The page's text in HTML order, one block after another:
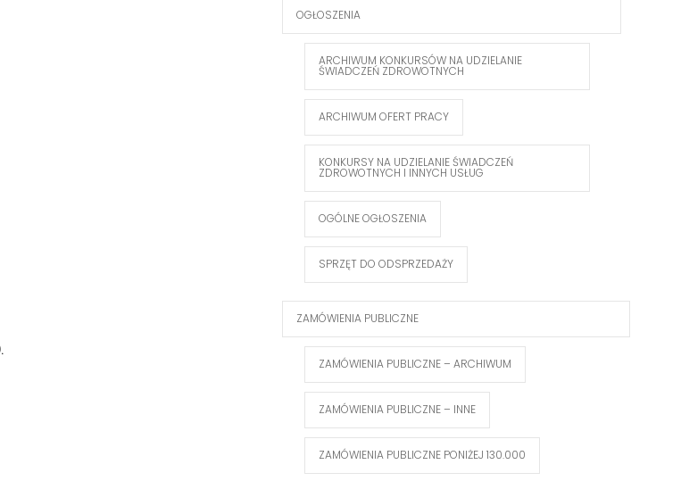
OGŁOSZENIA
ARCHIWUM KONKURSÓW NA UDZIELANIE
ŚWIADCZEŃ ZDROWOTNYCH
ARCHIWUM OFERT PRACY
KONKURSY NA UDZIELANIE ŚWIADCZEŃ
ZDROWOTNYCH I INNYCH USŁUG
OGÓLNE OGŁOSZENIA
SPRZĘT DO ODSPRZEDAŻY
ZAMÓWIENIA PUBLICZNE
ZAMÓWIENIA PUBLICZNE – ARCHIWUM
ZAMÓWIENIA PUBLICZNE – INNE
ZAMÓWIENIA PUBLICZNE PONIŻEJ 130.000